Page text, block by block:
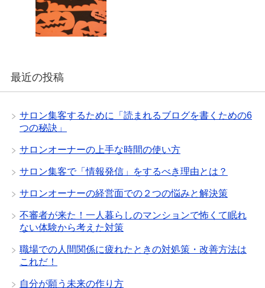
最近の投稿
サロン集客するために「読まれるブログを書くための6
つの秘訣」
サロンオーナーの上手な時間の使い方
サロン集客で「情報発信」をするべき理由とは？
サロンオーナーの経営面での２つの悩みと解決策
不審者が来た！一人暮らしのマンションで怖くて眠れ
ない体験から考えた対策
職場での人間関係に疲れたときの対処策・改善方法は
これだ！
自分が願う未来の作り方